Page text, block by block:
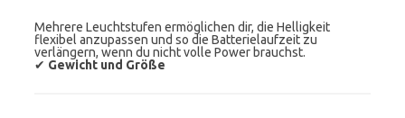
Mehrere Leuchtstufen ermöglichen dir, die Helligkeit
flexibel anzupassen und so die Batterielaufzeit zu
verlängern, wenn du nicht volle Power brauchst.
✔ Gewicht und Größe